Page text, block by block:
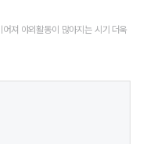
져 야외활동이 많아지는 시기 더욱